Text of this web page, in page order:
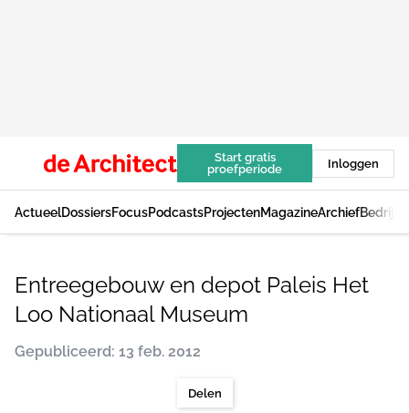
Start gratis
proefperiode
Inloggen
ActueelDossiersFocusPodcastsProjectenMagazineArchief
Entreegebouw en depot Paleis Het
Loo Nationaal Museum
Gepubliceerd: 13 feb. 2012
Delen